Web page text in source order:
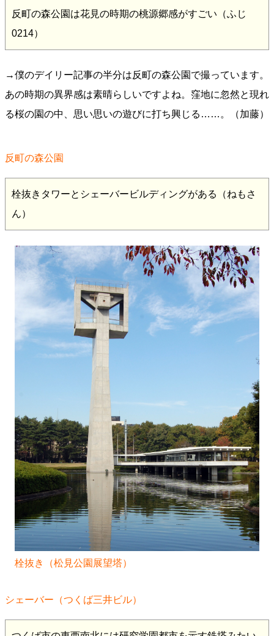
反町の森公園は花見の時期の桃源郷感がすごい（ふじ
0214）
→僕のデイリー記事の半分は反町の森公園で撮っています。
あの時期の異界感は素晴らしいですよね。窪地に忽然と現れ
る桜の園の中、思い思いの遊びに打ち興じる……。（加藤）
反町の森公園
栓抜きタワーとシェーバービルディングがある（ねもさ
ん）
栓抜き（松見公園展望塔）​​​​​
シェーバー（つくば三井ビル）